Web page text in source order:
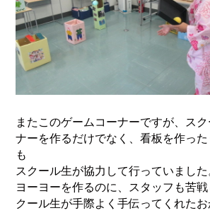
またこのゲームコーナーですが、ス
ナーを作るだけでなく、看板を作った
も
スクール生が協力して行っていました
ヨーヨーを作るのに、スタッフも苦戦
クール生が手際よく手伝ってくれた